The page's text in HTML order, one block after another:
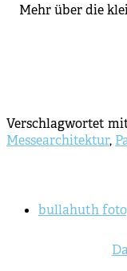
Mehr über die
Verschlagwortet
Messearchitektur,
bullahuth